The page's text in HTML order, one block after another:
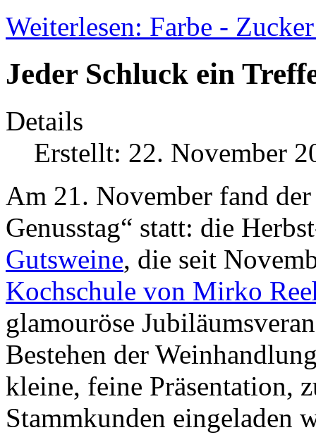
Weiterlesen: Farbe -
Jeder Schluck ein
Details
Erstellt: 22. November
Am 21. November fand
Genusstag“ statt: die
Gutsweine, die seit
Kochschule von Mirko
glamouröse
Bestehen der
kleine, feine Präsentation,
Stammkunden eingeladen